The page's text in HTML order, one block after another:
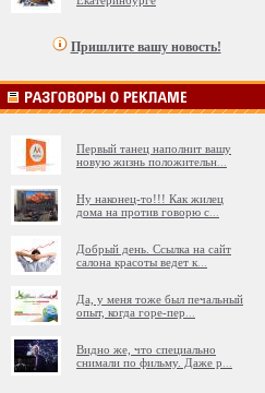
Пришлите вашу новость!
Первый танец наполнит вашу
новую жизнь положительн
Ну наконец-то!!! Как жилец
дома на против говорю с
Добрый день. Ссылка на сайт
салона красоты ведет к
Да, у меня тоже был печальный
опыт, когда горе-пер
Видно же, что специально
снимали по фильму. Даже р